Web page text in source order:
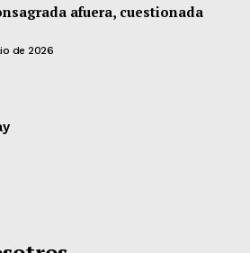
afuera, cuestionada
de 2026